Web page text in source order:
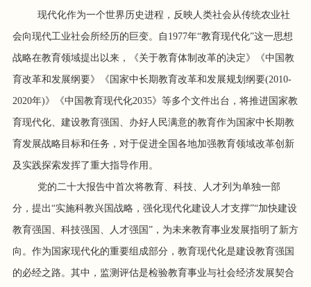
现代化作为一个世界历史进程，反映人类社会从传统农业社
会向现代工业社会所经历的巨变。自1977年“教育现代化”这一思想
战略在教育领域提出以来，《关于教育体制改革的决定》《中国教
育改革和发展纲要》《国家中长期教育改革和发展规划纲要(2010-
2020年)》《中国教育现代化2035》等多个文件出台，将推进国家教
育现代化、建设教育强国、办好人民满意的教育作为国家中长期教
育发展战略目标和任务，对于促进全国各地加强教育领域改革创新
及实践探索发挥了重大指导作用。
党的二十大报告中首次将教育、科技、人才列为单独一部
分，提出“实施科教兴国战略，强化现代化建设人才支撑”“加快建设
教育强国、科技强国、人才强国”，为未来教育事业发展指明了新方
向。作为国家现代化的重要组成部分，教育现代化是建设教育强国
的必经之路。其中，监测评估是检验教育事业与社会经济发展契合